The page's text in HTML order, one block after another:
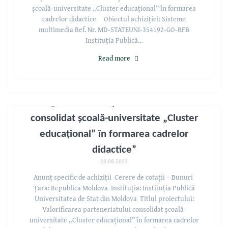
școală-universitate „Cluster educațional” în formarea
cadrelor didactice Obiectul achiziției: Sisteme
multimedia Ref. Nr. MD-STATEUNI-354192-GO-RFB
Instituția Publică…
Read more
consolidat școală-universitate „Cluster
educațional” în formarea cadrelor
didactice”
28.08.2023
Anunț specific de achiziții Cerere de cotații – Bunuri
Țara: Republica Moldova Instituția: Instituția Publică
Universitatea de Stat din Moldova Titlul proiectului:
Valorificarea parteneriatului consolidat școală-
universitate „Cluster educațional” în formarea cadrelor